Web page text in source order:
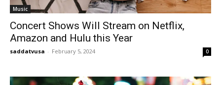
Music
Concert Shows Will Stream on Netflix,
Amazon and Hulu this Year
saddatvusa - February 5, 2024 0